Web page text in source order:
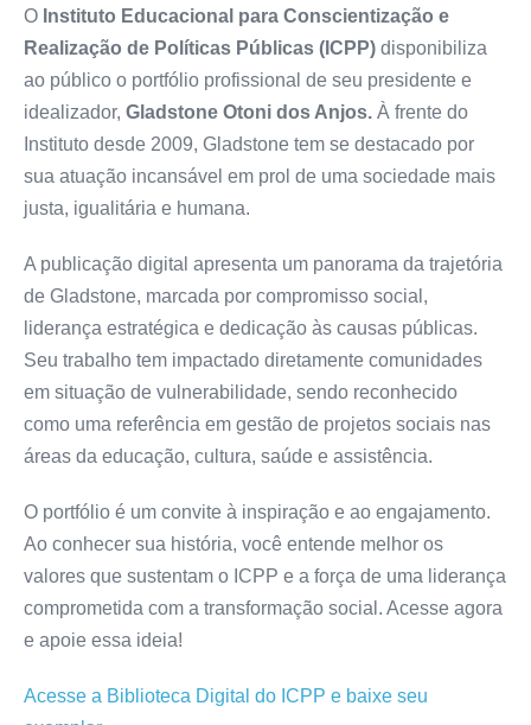
O Instituto Educacional para Conscientização e
Realização de Políticas Públicas (ICPP) disponibiliza
ao público o portfólio profissional de seu presidente e
idealizador, Gladstone Otoni dos Anjos. À frente do
Instituto desde 2009, Gladstone tem se destacado por
sua atuação incansável em prol de uma sociedade mais
justa, igualitária e humana.
A publicação digital apresenta um panorama da trajetória
de Gladstone, marcada por compromisso social,
liderança estratégica e dedicação às causas públicas.
Seu trabalho tem impactado diretamente comunidades
em situação de vulnerabilidade, sendo reconhecido
como uma referência em gestão de projetos sociais nas
áreas da educação, cultura, saúde e assistência.
O portfólio é um convite à inspiração e ao engajamento.
Ao conhecer sua história, você entende melhor os
valores que sustentam o ICPP e a força de uma liderança
comprometida com a transformação social. Acesse agora
e apoie essa ideia!
Acesse a Biblioteca Digital do ICPP e baixe seu